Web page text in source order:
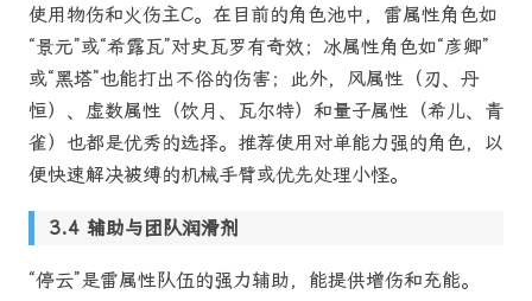
使用物伤和火伤主C。在目前的角色池中，雷属性角色如
“景元”或“希露瓦”对史瓦罗有奇效；冰属性角色如“彦卿”
或“黑塔”也能打出不俗的伤害；此外，风属性（刃、丹
恒）、虚数属性（饮月、瓦尔特）和量子属性（希儿、青
雀）也都是优秀的选择。推荐使用对单能力强的角色，以
便快速解决被缚的机械手臂或优先处理小怪。
辅助与团队润滑剂
“停云”是雷属性队伍的强力辅助，能提供增伤和充能。